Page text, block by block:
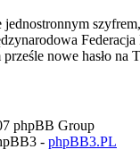
jednostronnym
nowe hasło na
phpBB Group
- phpBB3.PL